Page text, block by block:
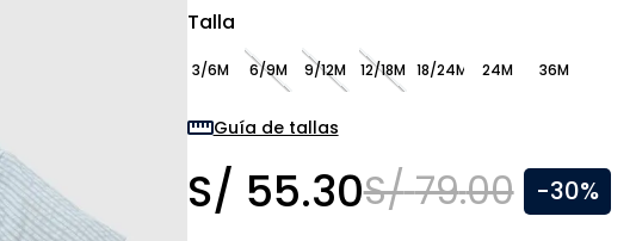
Talla
3/6M 6/9M 9/12M 12/18M 18/24M 24M 36M
Guía de tallas
S/ 55.30S/ 79.00 -30%